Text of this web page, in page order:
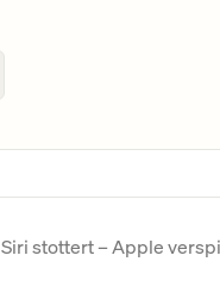
Siri stottert – Apple